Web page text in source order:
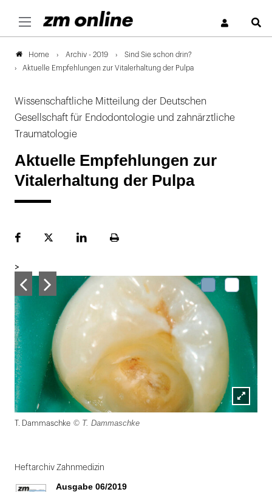
Home Archiv - 2019
Sind Sie schon drin?
Aktuelle Empfehlungen zur Vitalerhaltung der Pulpa
Wissenschaftliche Mitteilung der Deutschen
Gesellschaft für Endodontologie und zahnärztliche
Traumatologie
Aktuelle Empfehlungen zur
Vitalerhaltung der Pulpa
FacebookPlattformLinekdInSeite
>
Lightbox
T. Dammaschke © T. Dammaschke
1
von
Heftarchiv Zahnmedizin
Ausgabe 06/2019